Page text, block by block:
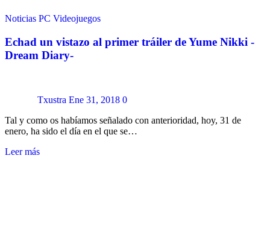
Noticias PC Videojuegos
Echad un vistazo al primer tráiler de Yume Nikki -
Dream Diary-
Txustra Ene 31, 2018 0
Tal y como os habíamos señalado con anterioridad, hoy, 31 de
enero, ha sido el día en el que se…
Leer más